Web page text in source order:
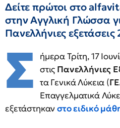
Δείτε πρώτοι στο
στην Αγγλική Γλώσσα
Πανελλήνιες
Σ
ήμερα Τρίτη, 17
στις Πανελλήνιες
τα Γενικά Λύκεια (
Επαγγελματικά
εξετάστηκανστο ειδικό